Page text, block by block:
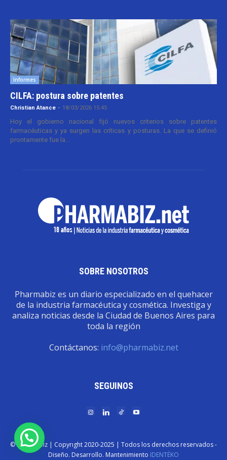
Informes
CILFA: postura sobre patentes
Christian Atance - 18/03/2026 15:45
Hoy el gobierno nacional fijó nuevos criterios sobre patentes
farmacéuticas y ya surgen las críticas y posturas. La que se definió
prontamente fue la...
SOBRE NOSOTROS
Pharmabiz es un diario especializado en el quehacer
de la industria farmacéutica y cosmética. Investiga y
analiza noticias desde la Ciudad de Buenos Aires para
toda la región
Contáctanos: info@pharmabiz.net
SEGUINOS
© Pharmabiz | Copyrıght 2020-2025 | Todos los derechos reservados -
Diseño. Desarrollo. Mantenimiento IDENTËKO